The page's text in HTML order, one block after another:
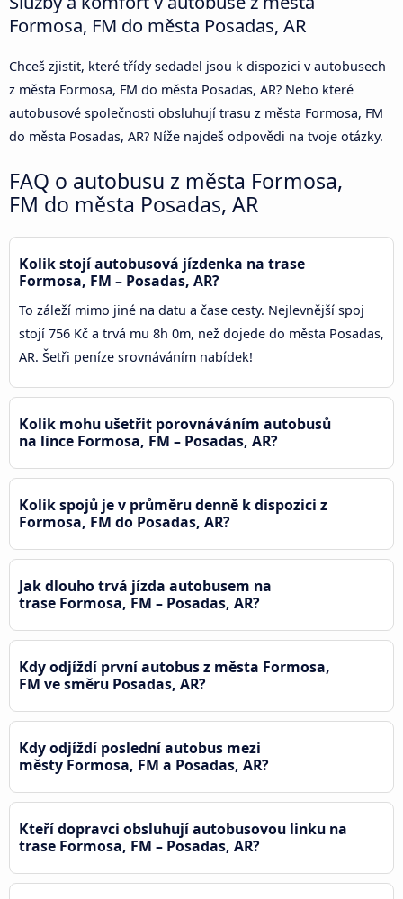
Formosa, FM do města Posadas, AR
Chceš zjistit, které třídy sedadel jsou k dispozici v autobusech
z města Formosa, FM do města Posadas, AR? Nebo které
autobusové společnosti obsluhují trasu z města Formosa, FM
do města Posadas, AR? Níže najdeš odpovědi na tvoje otázky.
FAQ o autobusu z města Formosa,
FM do města Posadas, AR
Kolik stojí autobusová jízdenka na trase
Formosa, FM – Posadas, AR?
To záleží mimo jiné na datu a čase cesty. Nejlevnější spoj
stojí 756 Kč a trvá mu 8h 0m, než dojede do města Posadas,
AR. Šetři peníze srovnáváním nabídek!
Kolik mohu ušetřit porovnáváním autobusů
na lince Formosa, FM – Posadas, AR?
Kolik spojů je v průměru denně k dispozici z
Formosa, FM do Posadas, AR?
Jak dlouho trvá jízda autobusem na
trase Formosa, FM – Posadas, AR?
Kdy odjíždí první autobus z města Formosa,
FM ve směru Posadas, AR?
Kdy odjíždí poslední autobus mezi
městy Formosa, FM a Posadas, AR?
Kteří dopravci obsluhují autobusovou linku na
trase Formosa, FM – Posadas, AR?